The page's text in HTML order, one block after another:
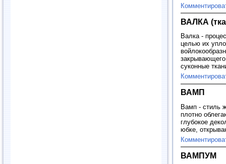
ВАЛКА
Валка -
целью их
суконные
ВАМП
Вамп - стиль
плотно
глубокое
юбке,
ВАМПУМ